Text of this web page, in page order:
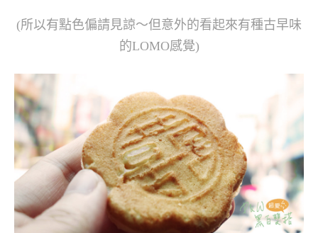
(所以有點色偏請見諒～但意外的看起來有種古早味
的LOMO感覺)